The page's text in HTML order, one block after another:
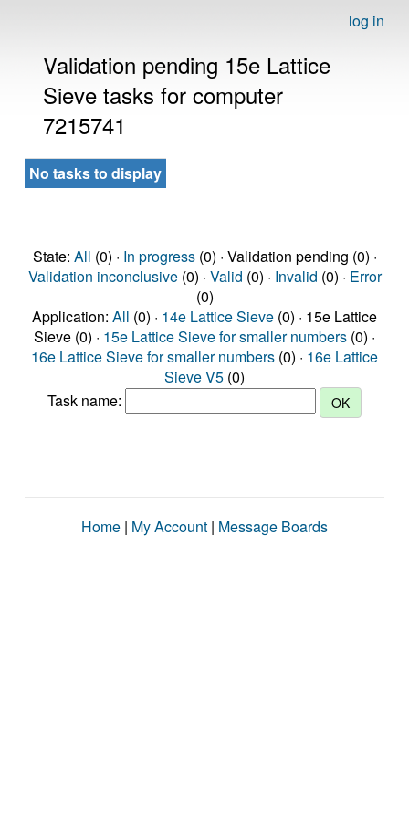
log in
Validation pending 15e Lattice
Sieve tasks for computer
7215741
No tasks to display
State: All (0) · In progress(0) · Validation pending (0) ·
Validation inconclusive(0) · Valid (0) · Invalid (0) · Error
(0)
Application: All (0) · 14e Lattice Sieve (0) · 15e Lattice
Sieve (0) · 15e Lattice Sieve for smaller numbers (0) ·
16e Lattice Sieve for smaller numbers (0) · 16e Lattice
Sieve V5 (0)
Task name:
Home | My Account | Message Boards